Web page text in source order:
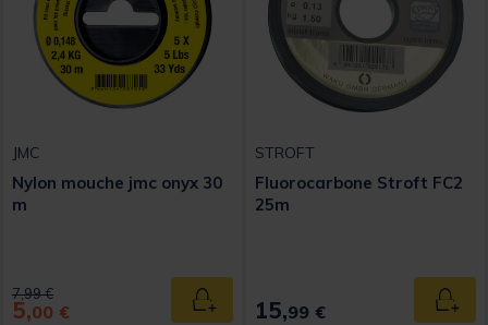
JMC
Nylon mouche jmc onyx 30
m
Price reduced from
7,99 €to
5,00 € Ajouter au panier
STROFT
Fluorocarbone Stroft FC2
25m
15,99 €